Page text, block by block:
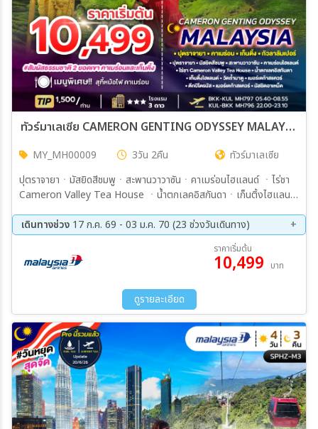
ทัวร์มาเลเซีย CAMERON GENTING ODYSSEY MALAYSIA 3วัน 2คืน (MH)
MY_MH00009 3วัน 2คืน
ทัวร์มาเลเซีย
ปุตราจายาㆍมัสยิดสีชมพูㆍสะพานวาวาซันㆍคาเมร่อนไฮแลนด์ ㆍไร่ชา
Cameron Valley Tea House ㆍน้ำตกเลคอิสกันดาㆍเก็นติ้งไฮแลนด์
มัสยิดอาเหม็ด
เดินทางช่วง 17 ก.ค. 69 - 03 ม.ค. 70 (23 ช่วงวันเดินทาง)
14 ส.ค. 69 - 16 ส.ค. 69
21 ส.ค. 69 - 23 ส.ค. 69
28 ส.ค. 69 - 30 ส.ค. 69
04 ก.ย. 69 - 06 ก.ย. 69
11 ก.ย. 69 - 13 ก.ย. 69
25 ก.ย. 69 - 27 ก.ย. 69
10 ต.ค. 69 - 12 ต.ค. 69
16 ต.ค. 69 - 18 ต.ค. 69
23 ต.ค. 69 - 25 ต.ค. 69
06 พ.ย. 69 - 08 พ.ย. 69
13 พ.ย. 69 - 15 พ.ย. 69
20 พ.ย. 69 - 22 พ.ย. 69
27 พ.ย. 69 - 29 พ.ย. 69
05 ธ.ค. 69 - 07 ธ.ค. 69
10 ธ.ค. 69 - 12 ธ.ค. 69
18 ธ.ค. 69 - 20 ธ.ค. 69
25 ธ.ค. 69 - 27 ธ.ค. 69
30 ธ.ค. 69 - 01 ม.ค. 70
31 ธ.ค. 69 - 02 ม.ค. 70
01 ม.ค. 70 - 03 ม.ค. 70
ราคาเริ่มต้น
10,499 บาท
ดูรายละเอียด